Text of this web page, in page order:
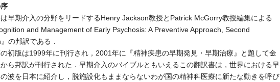
早期介入の分野をリードするHenry Jackson教授とPatrick McGorry教授編集による
and Management of Early Psychosis: A Preventive Approach, Second
の邦訳である．
初版は1999年に刊行され，2001年に『精神疾患の早期発見・早期治療』と題して金
ら邦訳が刊行された．早期介入のバイブルともいえるこの翻訳書は，世界における早
波を日本に紹介し，脱施設化もままならないわが国の精神科医療に新たな動きを呼び